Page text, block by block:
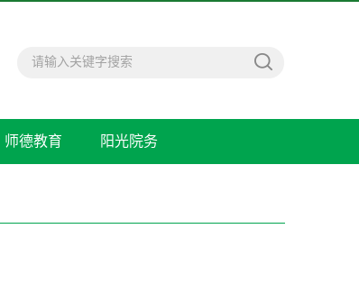
师德教育 阳光院务